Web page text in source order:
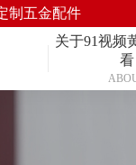
制五金配件
关于91视频
看